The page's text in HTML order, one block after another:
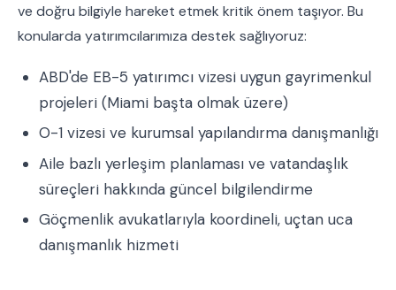
ve doğru bilgiyle hareket etmek kritik önem taşıyor. Bu
konularda yatırımcılarımıza destek sağlıyoruz:
ABD'de EB-5 yatırımcı vizesi uygun gayrimenkul
projeleri (Miami başta olmak üzere)
O-1 vizesi ve kurumsal yapılandırma danışmanlığı
Aile bazlı yerleşim planlaması ve vatandaşlık
süreçleri hakkında güncel bilgilendirme
Göçmenlik avukatlarıyla koordineli, uçtan uca
danışmanlık hizmeti